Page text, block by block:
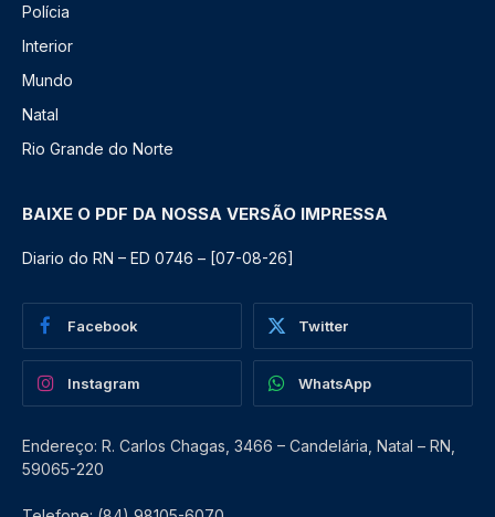
Polícia
Interior
Mundo
Natal
Rio Grande do Norte
BAIXE O PDF DA NOSSA VERSÃO IMPRESSA
Diario do RN – ED 0746 – [07-08-26]
Facebook Twitter
Instagram WhatsApp
Endereço: R. Carlos Chagas, 3466 – Candelária, Natal – RN,
59065-220